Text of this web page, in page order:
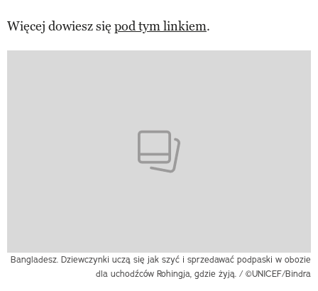
Więcej dowiesz się pod tym linkiem.
Bangladesz. Dziewczynki uczą się jak szyć i sprzedawać podpaski w obozie
dla uchodźców Rohingja, gdzie żyją. / ©UNICEF/Bindra